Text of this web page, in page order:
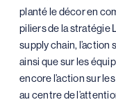
planté le décor en
piliers de la stratégie
supply chain,
ainsi que sur les
encore l’action sur
au centre de